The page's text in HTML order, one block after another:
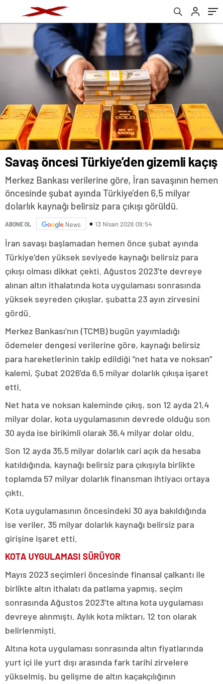
Savaş öncesi Türkiye’den gizemli kaçış
Merkez Bankası verilerine göre, İran savaşının hemen
öncesinde şubat ayında Türkiye'den 6,5 milyar
dolarlık kaynağı belirsiz para çıkışı görüldü.
ABONE OL News 13 Nisan 2026 09:54
İran savaşı başlamadan hemen önce şubat ayında
Türkiye’den yüksek seviyede kaynağı belirsiz para
çıkışı olması dikkat çekti. Ağustos 2023’te devreye
alınan altın ithalatında kota uygulaması sonrasında
yüksek seyreden çıkışlar, şubatta 23 ayın zirvesini
gördü.
Merkez Bankası’nın (TCMB) bugün yayımladığı
ödemeler dengesi verilerine göre, kaynağı belirsiz
para hareketlerinin takip edildiği “net hata ve noksan”
kalemi, Şubat 2026’da 6,5 milyar dolarlık çıkışa işaret
etti.
Net hata ve noksan kaleminde çıkış, son 12 ayda 21,4
milyar dolar, kota uygulamasının devrede olduğu son
30 ayda ise birikimli olarak 36,4 milyar dolar oldu.
Son 12 ayda 35,5 milyar dolarlık cari açık da hesaba
katıldığında, kaynağı belirsiz para çıkışıyla birlikte
toplamda 57 milyar dolarlık finansman ihtiyacı ortaya
çıktı.
Kota uygulamasının öncesindeki 30 aya bakıldığında
ise veriler, 35 milyar dolarlık kaynağı belirsiz para
girişine işaret etti.
KOTA UYGULAMASI SÜRÜYOR
Mayıs 2023 seçimleri öncesinde finansal çalkantı ile
birlikte altın ithalatı da patlama yapmış, seçim
sonrasında Ağustos 2023’te altına kota uygulaması
devreye alınmıştı. Aylık kota miktarı, 12 ton olarak
belirlenmişti.
Altına kota uygulaması sonrasında altın fiyatlarında
yurt içi ile yurt dışı arasında fark tarihi zirvelere
yükselmiş, bu gelişme de altın kaçakçılığının